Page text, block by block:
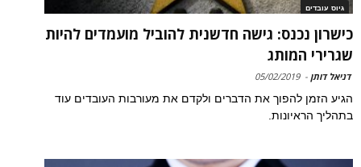
גיוס עובדים
כישרון נכנס: גישה חדשנית להוביל מועמדים להיות
שגרירי המותג
דניאל דותן -
05/02/2019
הגיע הזמן להפוך את הדברים ולקדם את מעורבות העובדים עוד
בתהליך הראיונות.